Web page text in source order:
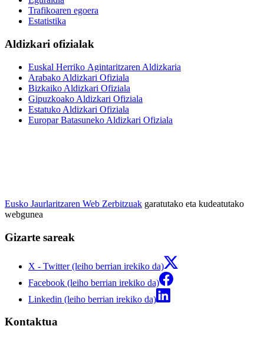
Trafikoaren egoera
Estatistika
Aldizkari ofizialak
Euskal Herriko Agintaritzaren Aldizkaria
Arabako Aldizkari Ofiziala
Bizkaiko Aldizkari Ofiziala
Gipuzkoako Aldizkari Ofiziala
Estatuko Aldizkari Ofiziala
Europar Batasuneko Aldizkari Ofiziala
Eusko Jaurlaritzaren Web Zerbitzuak garatutako eta kudeatutako
webgunea
Gizarte sareak
X - Twitter (leiho berrian irekiko da)
Facebook (leiho berrian irekiko da)
Linkedin (leiho berrian irekiko da)
Kontaktua